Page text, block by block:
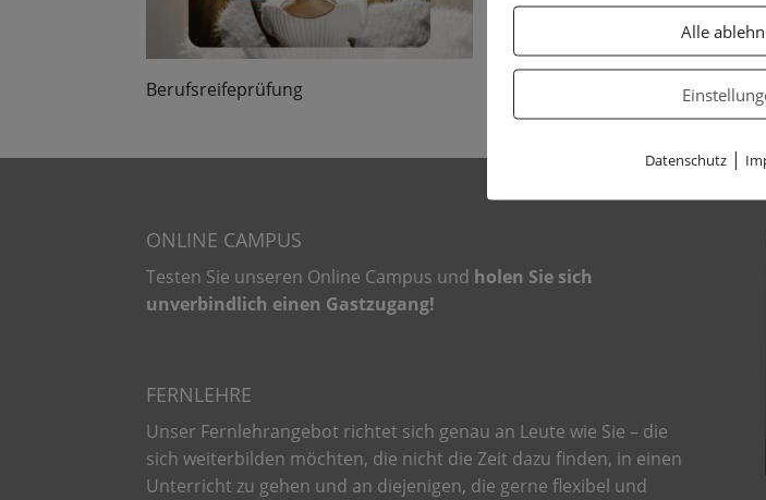
Berufsreifeprüfung
ONLINE CAMPUS
Testen Sie unseren Online Campus und holen Sie sich
unverbindlich einen Gastzugang!
FERNLEHRE
Unser Fernlehrangebot richtet sich genau an Leute wie Sie – die
sich weiterbilden möchten, die nicht die Zeit dazu finden, in einen
Unterricht zu gehen und an diejenigen, die gerne flexibel und
Alle
Datenschutz |